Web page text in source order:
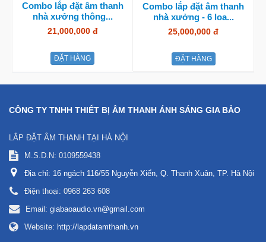
Combo lắp đặt âm thanh
nhà xưởng thông...
21,000,000 đ
ĐẶT HÀNG
Combo lắp đặt âm thanh
nhà xưởng - 6 loa...
25,000,000 đ
ĐẶT HÀNG
CÔNG TY TNHH THIẾT BỊ ÂM THANH ÁNH SÁNG GIA BẢO
LẮP ĐẶT ÂM THANH TẠI HÀ NỘI
M.S.D.N: 0109559438
Địa chỉ: 16 ngách 116/55 Nguyễn Xiển, Q. Thanh Xuân, TP. Hà Nội
Điện thoại: 0968 263 608
Email: giabaoaudio.vn@gmail.com
Website: http://lapdatamthanh.vn